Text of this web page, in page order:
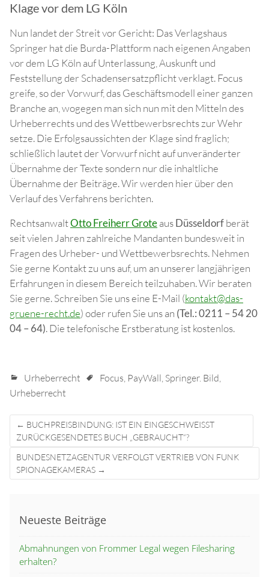
Klage vor dem LG Köln
Nun landet der Streit vor Gericht: Das Verlagshaus
Springer hat die Burda-Plattform nach eigenen Angaben
vor dem LG Köln auf Unterlassung, Auskunft und
Feststellung der Schadensersatzpflicht verklagt. Focus
greife, so der Vorwurf, das Geschäftsmodell einer ganzen
Branche an, wogegen man sich nun mit den Mitteln des
Urheberrechts und des Wettbewerbsrechts zur Wehr
setze. Die Erfolgsaussichten der Klage sind fraglich;
schließlich lautet der Vorwurf nicht auf unveränderter
Übernahme der Texte sondern nur die inhaltliche
Übernahme der Beiträge. Wir werden hier über den
Verlauf des Verfahrens berichten.
RechtsanwaltOtto Freiherr GroteausDüsseldorfberät
seit vielen Jahren zahlreiche Mandanten bundesweit in
Fragen des Urheber- und Wettbewerbsrechts. Nehmen
Sie gerne Kontakt zu uns auf, um an unserer langjährigen
Erfahrungen in diesem Bereich teilzuhaben. Wir beraten
Sie gerne. Schreiben Sie uns eine E-Mail (kontakt@das-
gruene-recht.de) oder rufen Sie uns an (Tel.: 0211 – 54 20
04 – 64). Die telefonische Erstberatung ist kostenlos.
Urheberrecht Focus, PayWall, Springer. Bild,
Urheberrecht
Post
navigation
← BUCHPREISBINDUNG: IST EIN EINGESCHWEISST Z
URÜCKGESENDETES BUCH „GEBRAUCHT“?
BUNDESNETZAGENTUR VERFOLGT VERTRIEB VON FUNK
SPIONAGEKAMERAS →
Neueste Beiträge
Abmahnungen von Frommer Legal wegen Filesharing
erhalten?